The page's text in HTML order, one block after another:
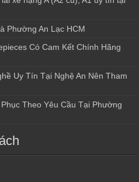
Phường An Lạc HCM
Có Cam Kết Chính Hãng
Uy Tín Tại Nghệ An Nên Tham
Theo Yêu Cầu Tại Phường